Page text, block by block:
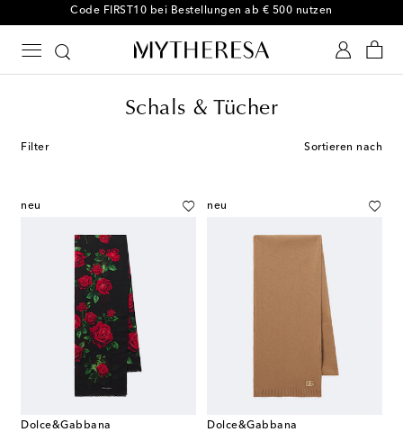
Code FIRST10 bei Bestellungen ab € 500 nutzen
Schals & Tücher
Filter Sortieren nach
neu
Dolce&Gabbana
neu
Dolce&Gabbana